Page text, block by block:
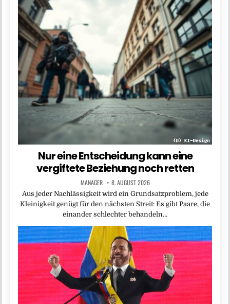
Nur eine Entscheidung kann eine
vergiftete Beziehung noch retten
MANAGER 8. AUGUST 2026
Aus jeder Nachlässigkeit wird ein Grundsatzproblem, jede
Kleinigkeit genügt für den nächsten Streit: Es gibt Paare, die
einander schlechter behandeln…